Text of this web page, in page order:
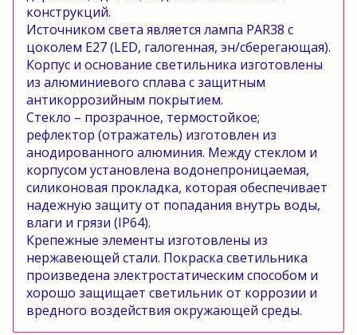
конструкций.
Источником света является лампа PAR38 с
цоколем Е27 (LED, галогенная, эн/сберегающая).
Корпус и основание светильника изготовлены
из алюминиевого сплава с защитным
антикоррозийным покрытием.
Стекло – прозрачное, термостойкое;
рефлектор (отражатель) изготовлен из
анодированного алюминия. Между стеклом и
корпусом установлена водонепроницаемая,
силиконовая прокладка, которая обеспечивает
надежную защиту от попадания внутрь воды,
влаги и грязи (IP64).
Крепежные элементы изготовлены из
нержавеющей стали. Покраска светильника
произведена электростатическим способом и
хорошо защищает светильник от коррозии и
вредного воздействия окружающей среды.